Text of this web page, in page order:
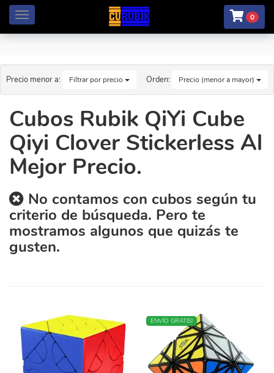
Menú 0
Precio menor a: Filtrar por precio Orden: Precio (menor a mayor)
Cubos Rubik QiYi Cube
Qiyi Clover Stickerless Al
Mejor Precio.
No contamos con cubos según tu
criterio de búsqueda. Pero te
mostramos algunos que quizás te
gusten.
NUEVO
ENVÍO GRATIS!